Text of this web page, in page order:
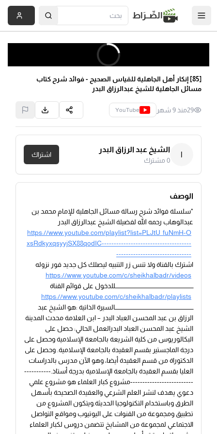
الصِّــرَاط
[85] إنكار أهل الجاهلية للقياس الصحيح - فوائد شرح كتاب
مسائل الجاهلية للشيخ عبدالرزاق البدر
29منذ 9 شهر YouTube
ا
الشيخ عبد الرزاق البدر
0مشترك
اشتراك
الوصف
"سلسلة فوائد شرح رسالة مسائل الجاهلية للإمام محمد بن
عبدالوهاب رحمه الله لفضيلة الشيخ عبدالرزاق البدر
https://www.youtube.com/playlist?list=PLJtU_fuNmH-O
xsRdkyxqsyyjSX88qodIC-------------------------------------
-------------------------------
اشترك بالقناة ولا تنس زر التنبيه ليصلك كل جديد فور نزوله
https://www.youtube.com/c/sheikhalbadr/videos
ـــــــــــــــــــــــــــــــــــــــــــــــــــــــــــــــــــــــــــــــــللدخول على قوائم القناة
https://www.youtube.com/c/sheikhalbadr/playlists
ـــــــــــــــــــــــــــــــــــــــــــــــــــــــــــــــــــــــــــــــــالسيرة الذاتية :هو الشيخ عبد
الرزاق بن عبد المحسن العباد البدر – ابن العلامة محدث المدينة
الشيخ عبد المحسن العباد البدرالعمل الحالي: حصل على
البكالوريوس من كلية الشريعة بالجامعة الإسلامية وحصل على
درجة الماجستير بقسم العقيدة بالجامعة الإسلامية. وحصل على
الدكتوراة من قسم العقيدة أيضا، وهو الآن مدرس بالدراسات
العليا بقسم العقيدة بالجامعة الإسلامية بدرجة أستاذ.-----------
--------------------------مشروع كبار العلماء هو مشروع علمي
دعوي يهدف لنشر العلم الشرعي والعقيدة الصحيحة بأسهل
الطرق وباستخدام التكنولوجيا الحديثة.ويتكون المشروع من
تطبيق ومجموعة من القنوات على اليوتيوب ومواقع التواصل
الاجتماعي لمجموعة من المشايخ تتضمن دروس لكبار العلماء